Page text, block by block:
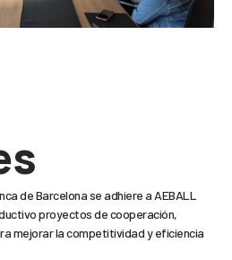
de Barcelona se adhiere a AEBALL
proyectos de cooperación,
mejorar la competitividad y eficiencia